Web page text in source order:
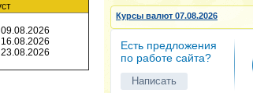
Курсы валют 07.08.2026
Есть предложения
по работе сайта?
Написать